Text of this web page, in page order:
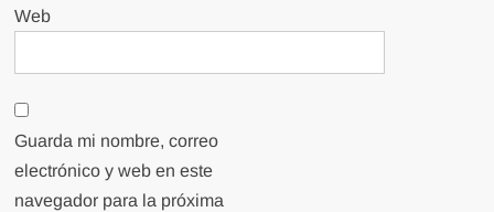
Web
Guarda mi nombre, correo
electrónico y web en este
navegador para la próxima